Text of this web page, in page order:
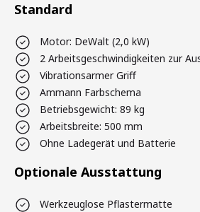
Standard
Motor: DeWalt (2,0 kW)
2 Arbeitsgeschwindigkeiten zur
Vibrationsarmer Griff
Ammann Farbschema
Betriebsgewicht: 89 kg
Arbeitsbreite: 500 mm
Ohne Ladegerät und Batterie
Optionale Ausstattung
Werkzeuglose Pflastermatte